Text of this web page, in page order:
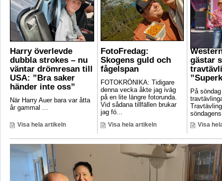
Harry överlevde
dubbla strokes – nu
väntar drömresan till
USA: ”Bra saker
händer inte oss”
När Harry Auer bara var åtta
år gammal ...
Visa hela artikeln
FotoFredag:
Skogens guld och
fågelspan
FOTOKRÖNIKA: Tidigare
denna vecka åkte jag iväg
på en lite längre fotorunda.
Vid sådana tillfällen brukar
jag fö...
Visa hela artikeln
gästar
På
Visa